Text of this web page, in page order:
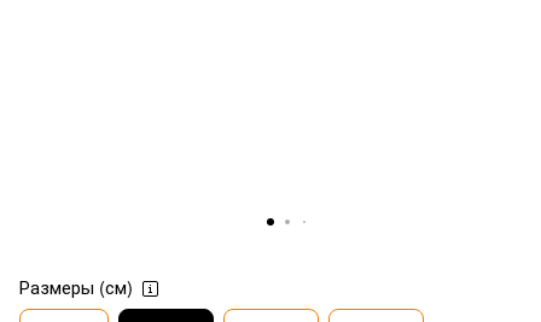
Размеры (см)